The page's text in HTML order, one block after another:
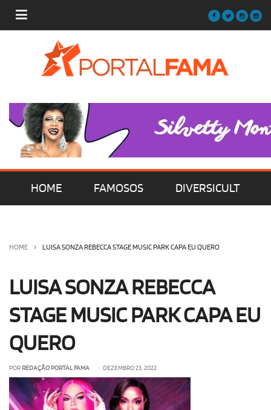
HOME FAMOSOS DIVERSICULT
OLHA ISSO! EU QUERO!
HOME LUISA SONZA REBECCA STAGE MUSIC PARK CAPA EU QUERO
LUISA SONZA REBECCA
STAGE MUSIC PARK CAPA EU
QUERO
POR REDAÇÃO PORTAL FAMA • DEZEMBRO 23, 2022